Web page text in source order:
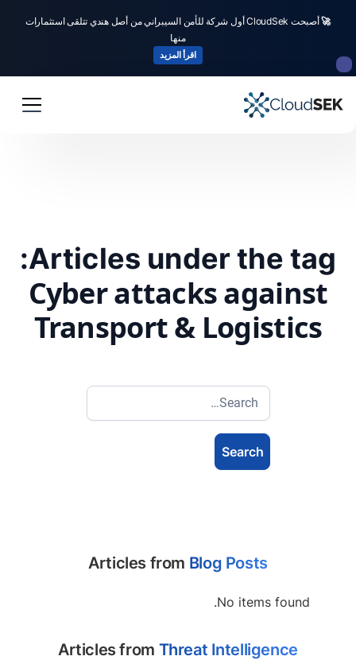
🚀
أصبحت CloudSek أول شركة للأمن السيبراني من أصل هندي تتلقى استثمارات
منها
اقرأ المزيد
Articles under the tag:
Cyber attacks against
Transport & Logistics
Articles from Blog Posts
No items found.
Articles from Threat Intelligence